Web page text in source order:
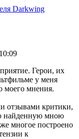
Darkwing
Герои, их
у меня
моего мнения.
отзывами критики,
найденную мною
многое построено
к